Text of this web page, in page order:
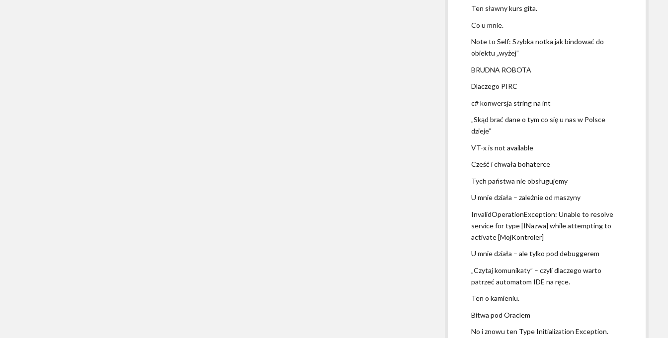
Ten sławny kurs gita.
Co u mnie.
Note to Self: Szybka notka jak bindować do
obiektu „wyżej”
BRUDNA ROBOTA
Dlaczego PIRC
c# konwersja string na int
„Skąd brać dane o tym co się u nas w Polsce
dzieje”
VT-x is not available
Cześć i chwała bohaterce
Tych państwa nie obsługujemy
U mnie działa – zależnie od maszyny
InvalidOperationException: Unable to resolve
service for type [INazwa] while attempting to
activate [MojKontroler]
U mnie działa – ale tylko pod debuggerem
„Czytaj komunikaty” – czyli dlaczego warto
patrzeć automatom IDE na ręce.
Ten o kamieniu.
Bitwa pod Oraclem
No i znowu ten Type Initialization Exception.